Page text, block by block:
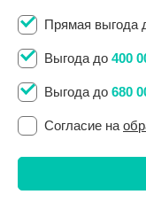
Прямая выгода
Выгода до 400
Выгода до 680
Согласие на